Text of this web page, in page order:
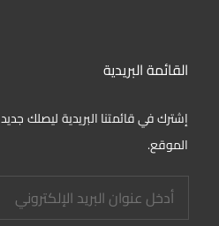
القائمة البريدية
إشترك في قائمتنا البريدية ليصلك جديد
الموقع.